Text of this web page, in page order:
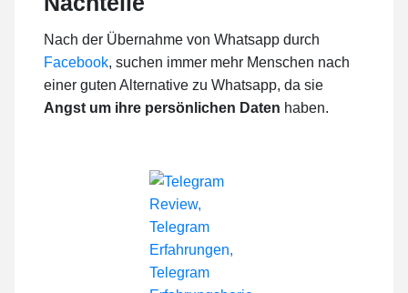
Nach der Übernahme von Whatsapp durch
Facebook, suchen immer mehr Menschen nach
einer guten Alternative zu Whatsapp, da sie
Angst um ihre persönlichen Daten haben.